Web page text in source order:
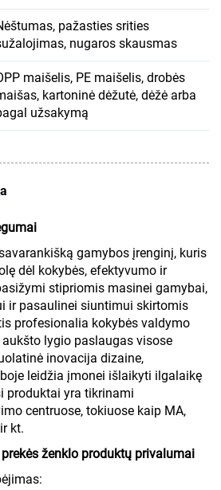
pažasties srities
nugaros skausmas
maišelis, PE maišelis, drobės
kartoninė dėžutė, dėžė arba
užsakymą
gamybos įrenginį, kuris
dėl kokybės, efektyvumo ir
stipriomis masinei gamybai,
ir pasaulinei siuntimui skirtomis
profesionalia kokybės valdymo
aukšto lygio paslaugas visose
inovacija dizaine,
leidžia įmonei išlaikyti ilgalaikę
produktai yra tikrinami
centruose, tokiuose kaip MA,
kt.
ženklo produktų privalumai